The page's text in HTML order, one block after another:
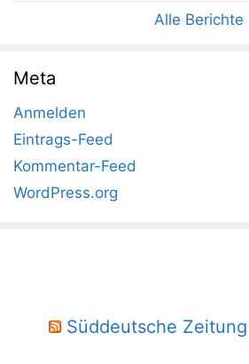
Alle Berichte
Meta
Anmelden
Eintrags-Feed
Kommentar-Feed
WordPress.org
Süddeutsche